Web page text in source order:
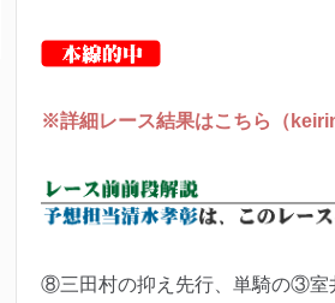
※詳細レース結果はこちら（
⑧三田村の抑え先行、単騎の③